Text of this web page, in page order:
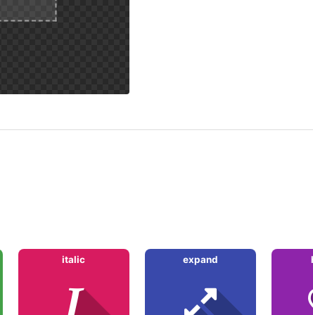
italic expand